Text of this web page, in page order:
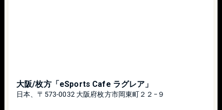
大阪/枚方「eSports Cafe ラグレア」
日本、〒573-0032 大阪府枚方市岡東町２２−９